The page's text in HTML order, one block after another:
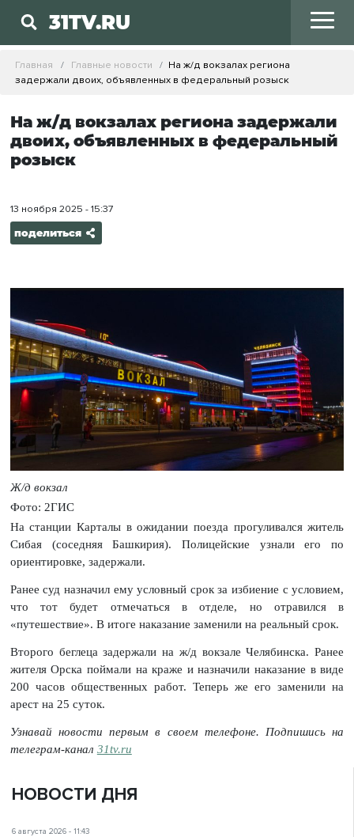
31TV.RU
Главная Главные новости
На ж/д вокзалах региона
задержали двоих, объявленных в федеральный розыск
На ж/д вокзалах региона задержали
двоих, объявленных в федеральный
розыск
13 ноября 2025 - 15:37
поделиться
Ж/д вокзал
Фото: 2ГИС
На станции Карталы в ожидании поезда прогуливался житель
Сибая (соседняя Башкирия). Полицейские узнали его по
ориентировке, задержали.
Ранее суд назначил ему условный срок за избиение с условием,
что тот будет отмечаться в отделе, но отравился в
«путешествие». В итоге наказание заменили на реальный срок.
Второго беглеца задержали на ж/д вокзале Челябинска. Ранее
жителя Орска поймали на краже и назначили наказание в виде
200 часов общественных работ. Теперь же его заменили на
арест на 25 суток.
Узнавай новости первым в своем телефоне. Подпишись на
телеграм-канал 31tv.ru
НОВОСТИ ДНЯ
6 августа 2026 - 11:43